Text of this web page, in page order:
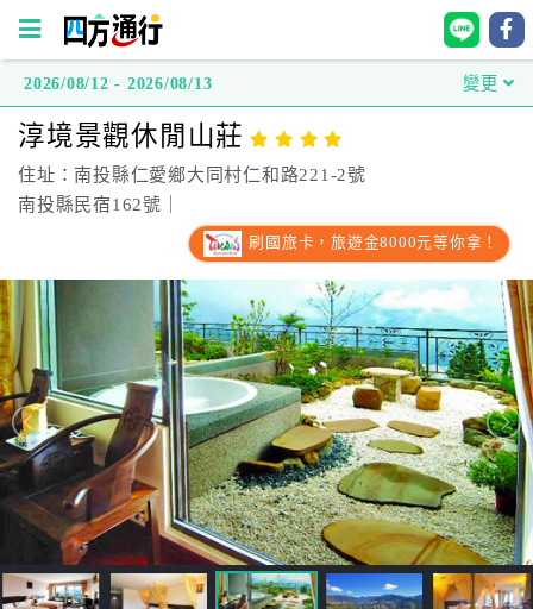
方
通
行
台
灣
訂
房
直
接
跟
飯
2026/08/12 - 2026/08/13 變更
淳境景觀休閒山莊
住址：南投縣仁愛鄉大同村仁和路221-2號
南投縣民宿162號｜
刷國旅卡，旅遊金8000元等你拿！